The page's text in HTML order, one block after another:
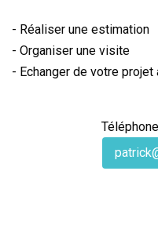
- Réaliser une estimation
- Organiser une visite
- Echanger de votre projet